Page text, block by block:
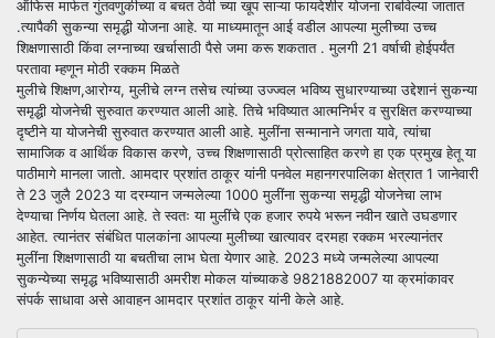
ऑफिस मार्फत गुंतवणुकीच्या व बचत ठेवी च्या खूप साऱ्या फायदेशीर योजना राबविल्या जातात
.त्यापैकी सुकन्या समृद्धी योजना आहे. या माध्यमातून आई वडील आपल्या मुलीच्या उच्च
शिक्षणासाठी किंवा लग्नाच्या खर्चासाठी पैसे जमा करू शकतात . मुलगी 21 वर्षाची होईपर्यंत
परतावा म्हणून मोठी रक्कम मिळते
मुलीचे शिक्षण,आरोग्य, मुलीचे लग्न तसेच त्यांच्या उज्ज्वल भविष्य सुधारण्याच्या उद्देशानं सुकन्या
समृद्धी योजनेची सुरुवात करण्यात आली आहे. तिचे भविष्यात आत्मनिर्भर व सुरक्षित करण्याच्या
दृष्टीने या योजनेची सुरुवात करण्यात आली आहे. मुलींना सन्मानाने जगता यावे, त्यांचा
सामाजिक व आर्थिक विकास करणे, उच्च शिक्षणासाठी प्रोत्साहित करणे हा एक प्रमुख हेतू या
पाठीमागे मानला जातो. आमदार प्रशांत ठाकूर यांनी पनवेल महानगरपालिका क्षेत्रात 1 जानेवारी
ते 23 जुलै 2023 या दरम्यान जन्मलेल्या 1000 मुलींना सुकन्या समृद्धी योजनेचा लाभ
देण्याचा निर्णय घेतला आहे. ते स्वतः या मुलींचे एक हजार रुपये भरून नवीन खाते उघडणार
आहेत. त्यानंतर संबंधित पालकांना आपल्या मुलीच्या खात्यावर दरमहा रक्कम भरल्यानंतर
मुलींना शिक्षणासाठी या बचतीचा लाभ घेता येणार आहे. 2023 मध्ये जन्मलेल्या आपल्या
सुकन्येच्या समृद्ध भविष्यासाठी अमरीश मोकल यांच्याकडे 9821882007 या क्रमांकावर
संपर्क साधावा असे आवाहन आमदार प्रशांत ठाकूर यांनी केले आहे.